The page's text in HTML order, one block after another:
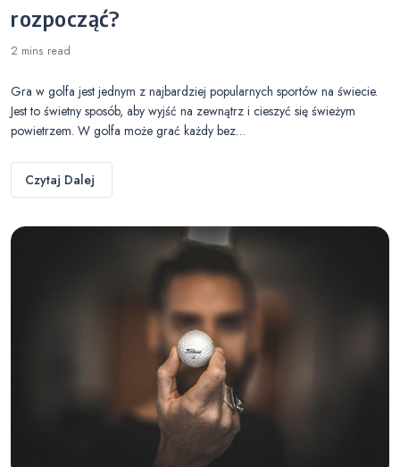
rozpocząć?
2 mins read
Gra w golfa jest jednym z najbardziej popularnych sportów na świecie.
Jest to świetny sposób, aby wyjść na zewnątrz i cieszyć się świeżym
powietrzem. W golfa może grać każdy bez…
Czytaj Dalej